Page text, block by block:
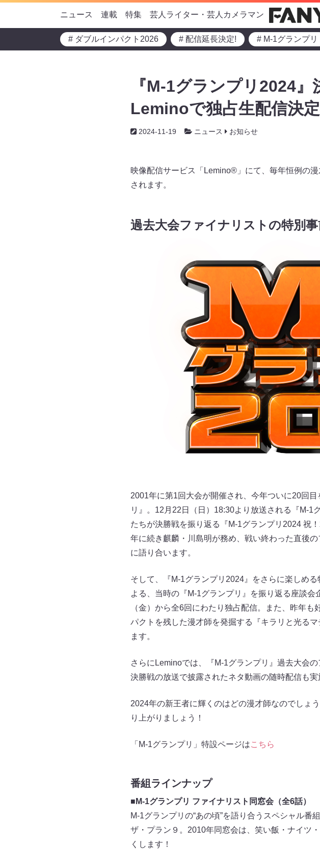
ニュース 連載 特集 芸人ライター・芸人カメラマン
# ダブルインパクト2026 # 配信延長決定! # M-1グランプリ
『M-1グランプリ2024
Leminoで独占生配信決
2024-11-19 ニュース お知らせ
映像配信サービス「Lemino®」にて、毎年恒例の
されます。
過去大会ファイナリストの特別事
2001年に第1回大会が開催され、今年ついに20回
リ』。12月22日（日）18:30より放送される『M-1
たちが決勝戦を振り返る『M-1グランプリ2024 祝
年に続き麒麟・川島明が務め、戦い終わった直後
に語り合います。
そして、『M-1グランプリ2024』をさらに楽しめ
よる、当時の『M-1グランプリ』を振り返る座談
（金）から全6回にわたり独占配信。また、昨年
パクトを残した漫才師を発掘する『キラリと光る
ます。
さらにLeminoでは、『M-1グランプリ』過去大会
決勝戦の放送で披露されたネタ動画の随時配信も実
2024年の新王者に輝くのはどの漫才師なのでし
り上がりましょう！
「M-1グランプリ」特設ページはこちら
番組ラインナップ
■M-1グランプリ ファイナリスト同窓会（全6話）
M-1グランプリの“あの頃”を語り合うスペシャル
ザ・プラン９。2010年同窓会は、笑い飯・ナイツ
くします！